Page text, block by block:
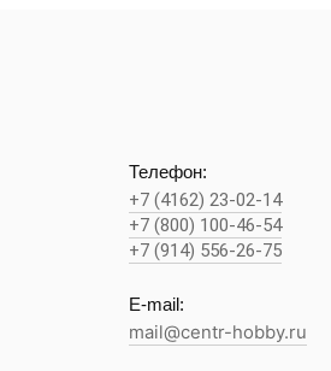
Телефон:
+7 (4162) 23-02-14
+7 (800) 100-46-54
+7 (914) 556-26-75
E-mail:
mail@centr-hobby.ru